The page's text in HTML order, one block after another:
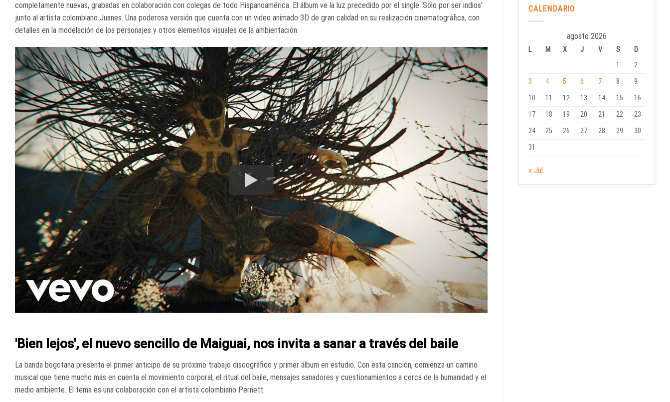
completamente nuevas, grabadas en colaboración con colegas de todo Hispanoamérica. El álbum ve la luz precedido por el single ‘Solo por ser indios’
junto al artista colombiano Juanes. Una poderosa versión que cuenta con un video animado 3D de gran calidad en su realización cinematográfica, con
detalles en la modelación de los personajes y otros elementos visuales de la ambientación.
'Bien lejos', el nuevo sencillo de Maiguai, nos invita a sanar a través del baile
La banda bogotana presenta el primer anticipo de su próximo trabajo discográfico y primer álbum en estudio. Con esta canción, comienza un camino
musical que tiene mucho más en cuenta el movimiento corporal, el ritual del baile, mensajes sanadores y cuestionamientos a cerca de la humanidad y el
medio ambiente. El tema es una colaboración con el artista colombiano Pernett.
CALENDARIO
agosto 2026
L M X J V S
D
1
2
3
4 5 6 7 8
9
10
11 12 13 14 15
16
17
18 19 20 21 22
23
24
25 26 27 28 29
30
31
« Jul